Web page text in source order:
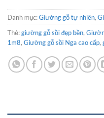
Danh mục:Giường gỗ tự nhiên,
Thẻ:giường gỗ sồi đẹp bền,
1m8, Giường gỗ sồi Nga cao cấp,